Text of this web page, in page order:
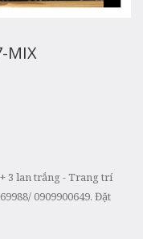
MIX
3 lan trắng - Trang trí
0909900649. Đặt